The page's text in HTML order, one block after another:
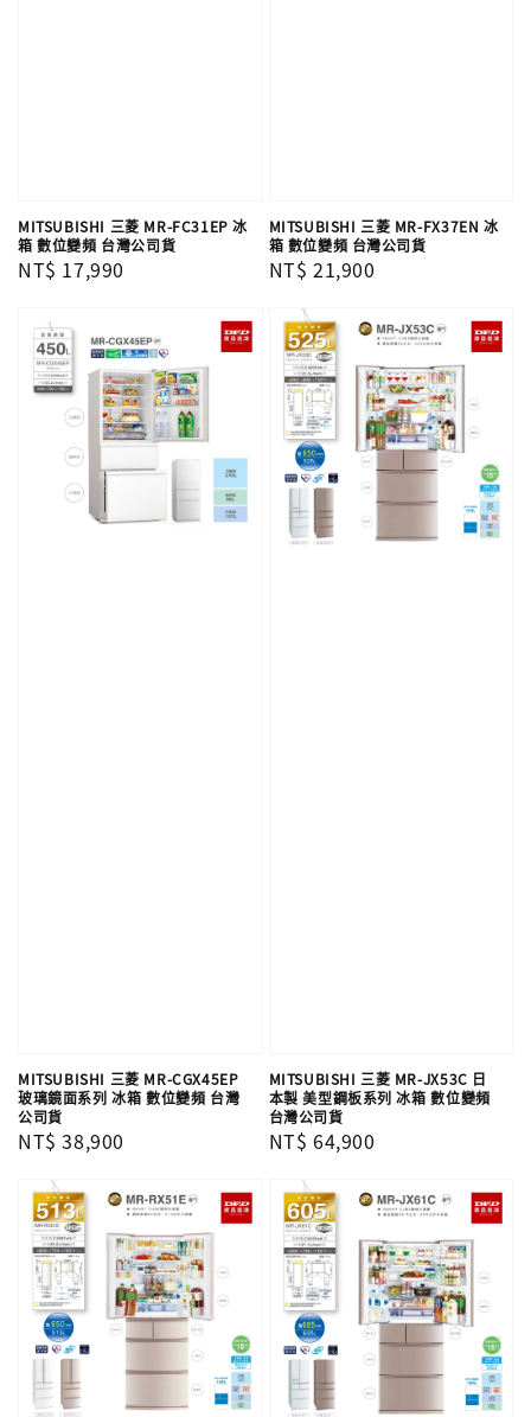
MITSUBISHI 三菱 MR-FC31EP 冰
箱 數位變頻 台灣公司貨
Regular
NT$ 17,990
MITSUBISHI 三菱 MR-FX37EN 冰
箱 數位變頻 台灣公司貨
Regular
NT$ 21,900
MITSUBISHI 三菱 MR-CGX45EP
玻璃鏡面系列 冰箱 數位變頻 台灣
公司貨
Regular
NT$ 38,900
MITSUBISHI 三菱 MR-JX53C 日
本製 美型鋼板系列 冰箱 數位變頻
台灣公司貨
Regular
NT$ 64,900